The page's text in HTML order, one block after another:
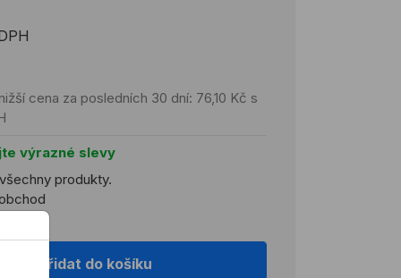
cena za posledních 30 dní: 76,10 Kč s
výrazné slevy
produkty.
Přidat do košíku